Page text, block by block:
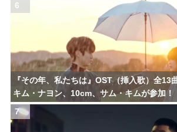
6
『その年、私たちは』OST（挿入歌）全13
キム・ナヨン、10cm、サム・キムが参加！
7